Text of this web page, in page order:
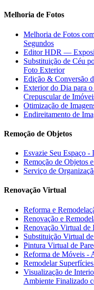
Melhoria de Fotos
Melhoria de Fotos
Segundos
Editor HDR —
Substituição de Céu
Foto Exterior
Edição & Conversão
Exterior do Dia para
Crepuscular de
Otimização de
Endireitamento de
Remoção de Objetos
Esvazie Seu Espaço
Remoção de Objetos
Serviço de
Renovação Virtual
Reforma e
Renovação e
Renovação Virtual de
Substituição Virtual
Pintura Virtual de
Reforma de Móveis -
Remodelar
Visualização de
Ambiente Finalizado